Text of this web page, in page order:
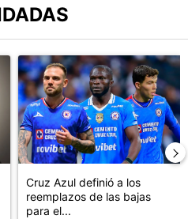
título "Javier Alarcón insiste con
Un artículo de tendencia con el
Cruz Azul definió a los
reemplazos de las bajas
para el...